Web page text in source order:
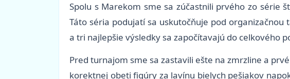
Spolu s Marekom sme sa zúčastnili prvého zo série
Táto séria podujatí sa uskutočňuje pod
a tri najlepšie výsledky sa započítavajú do celkového
Pred turnajom sme sa zastavili ešte na zmrzline a
korektnej obeti figúry za lavínu bielych pešiakov